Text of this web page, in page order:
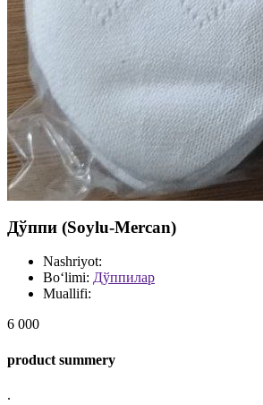
Дўппи (Soylu-Mercan)
Nashriyot:
Bo‘limi: Дўппилар
Muallifi:
6 000
product summery
.